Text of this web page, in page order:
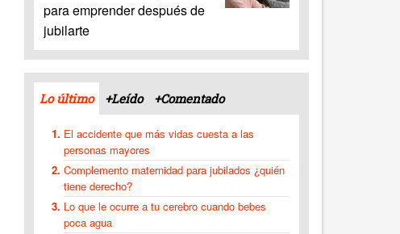
para emprender después de
jubilarte
Lo último +Leído +Comentado
El accidente que más vidas cuesta a las
personas mayores
Complemento maternidad para jubilados ¿quién
tiene derecho?
Lo que le ocurre a tu cerebro cuando bebes
poca agua